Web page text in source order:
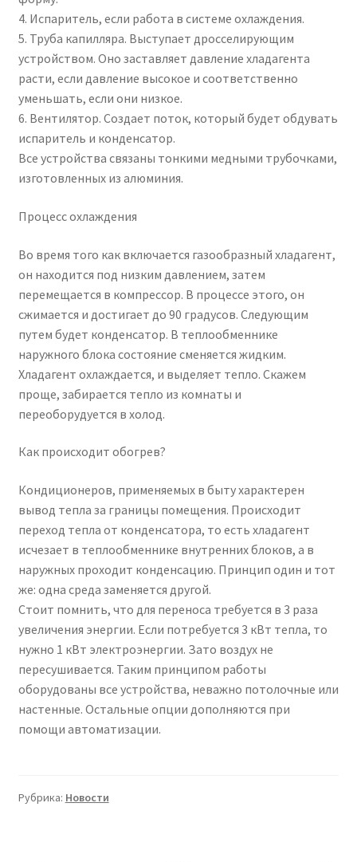
4. Испаритель, если работа в системе охлаждения.
5. Труба капилляра. Выступает дросселирующим
устройством. Оно заставляет давление хладагента
расти, если давление высокое и соответственно
уменьшать, если они низкое.
6. Вентилятор. Создает поток, который будет обдувать
испаритель и конденсатор.
Все устройства связаны тонкими медными трубочками,
изготовленных из алюминия.
Процесс охлаждения
Во время того как включается газообразный хладагент,
он находится под низким давлением, затем
перемещается в компрессор. В процессе этого, он
сжимается и достигает до 90 градусов. Следующим
путем будет конденсатор. В теплообменнике
наружного блока состояние сменяется жидким.
Хладагент охлаждается, и выделяет тепло. Скажем
проще, забирается тепло из комнаты и
переоборудуется в холод.
Как происходит обогрев?
Кондиционеров, применяемых в быту характерен
вывод тепла за границы помещения. Происходит
переход тепла от конденсатора, то есть хладагент
исчезает в теплообменнике внутренних блоков, а в
наружных проходит конденсацию. Принцип один и тот
же: одна среда заменяется другой.
Стоит помнить, что для переноса требуется в 3 раза
увеличения энергии. Если потребуется 3 кВт тепла, то
нужно 1 кВт электроэнергии. Зато воздух не
пересушивается. Таким принципом работы
оборудованы все устройства, неважно потолочные или
настенные. Остальные опции дополняются при
помощи автоматизации.
Рубрика: Новости